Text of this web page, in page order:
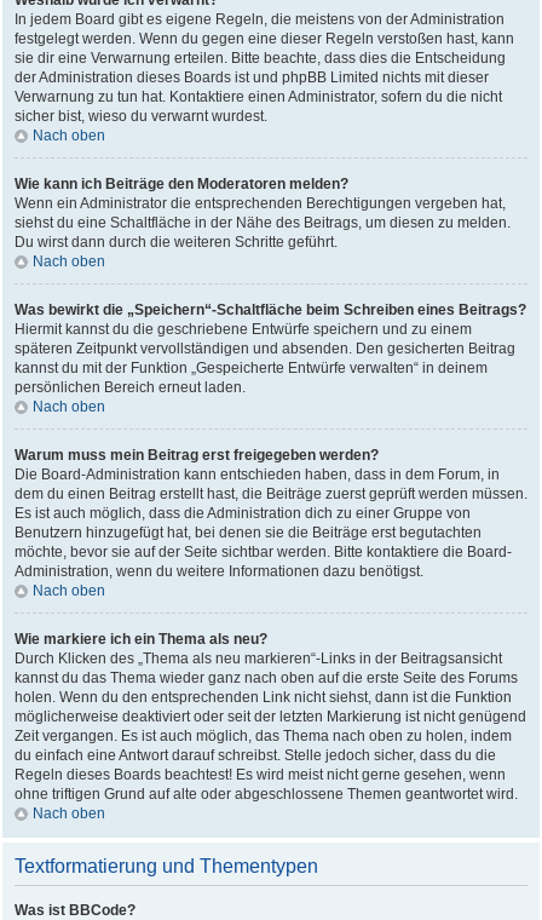
In jedem Board gibt es eigene Regeln, die meistens von der Administration
festgelegt werden. Wenn du gegen eine dieser Regeln verstoßen hast, kann
sie dir eine Verwarnung erteilen. Bitte beachte, dass dies die Entscheidung
der Administration dieses Boards ist und phpBB Limited nichts mit dieser
Verwarnung zu tun hat. Kontaktiere einen Administrator, sofern du die nicht
sicher bist, wieso du verwarnt wurdest.
Nach oben
Wie kann ich Beiträge den Moderatoren melden?
Wenn ein Administrator die entsprechenden Berechtigungen vergeben hat,
siehst du eine Schaltfläche in der Nähe des Beitrags, um diesen zu melden.
Du wirst dann durch die weiteren Schritte geführt.
Nach oben
Was bewirkt die „Speichern“-Schaltfläche beim Schreiben eines Beitrags?
Hiermit kannst du die geschriebene Entwürfe speichern und zu einem
späteren Zeitpunkt vervollständigen und absenden. Den gesicherten Beitrag
kannst du mit der Funktion „Gespeicherte Entwürfe verwalten“ in deinem
persönlichen Bereich erneut laden.
Nach oben
Warum muss mein Beitrag erst freigegeben werden?
Die Board-Administration kann entschieden haben, dass in dem Forum, in
dem du einen Beitrag erstellt hast, die Beiträge zuerst geprüft werden müssen.
Es ist auch möglich, dass die Administration dich zu einer Gruppe von
Benutzern hinzugefügt hat, bei denen sie die Beiträge erst begutachten
möchte, bevor sie auf der Seite sichtbar werden. Bitte kontaktiere die Board-
Administration, wenn du weitere Informationen dazu benötigst.
Nach oben
Wie markiere ich ein Thema als neu?
Durch Klicken des „Thema als neu markieren“-Links in der Beitragsansicht
kannst du das Thema wieder ganz nach oben auf die erste Seite des Forums
holen. Wenn du den entsprechenden Link nicht siehst, dann ist die Funktion
möglicherweise deaktiviert oder seit der letzten Markierung ist nicht genügend
Zeit vergangen. Es ist auch möglich, das Thema nach oben zu holen, indem
du einfach eine Antwort darauf schreibst. Stelle jedoch sicher, dass du die
Regeln dieses Boards beachtest! Es wird meist nicht gerne gesehen, wenn
ohne triftigen Grund auf alte oder abgeschlossene Themen geantwortet wird.
Nach oben
Textformatierung und Thementypen
Was ist BBCode?